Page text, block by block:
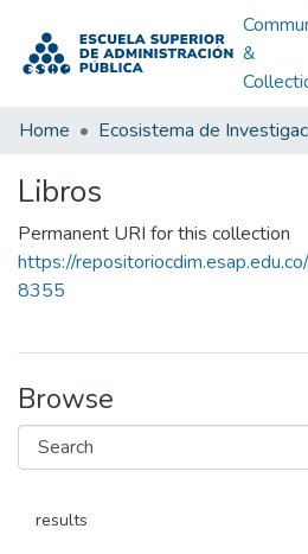
&
Home Ecosistema de
Libros
Permanent URI for this collection
https://
8355
Browse
results